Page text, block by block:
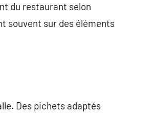
du restaurant selon
souvent sur des éléments
Des pichets adaptés